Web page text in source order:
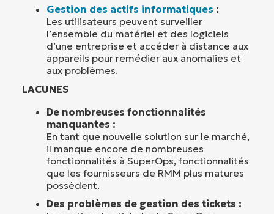
Gestion des actifs informatiques :
Les utilisateurs peuvent surveiller
l’ensemble du matériel et des logiciels
d’une entreprise et accéder à distance aux
appareils pour remédier aux anomalies et
aux problèmes.
LACUNES
De nombreuses fonctionnalités
manquantes :
En tant que nouvelle solution sur le marché,
il manque encore de nombreuses
fonctionnalités à SuperOps, fonctionnalités
que les fournisseurs de RMM plus matures
possèdent.
Des problèmes de gestion des tickets :